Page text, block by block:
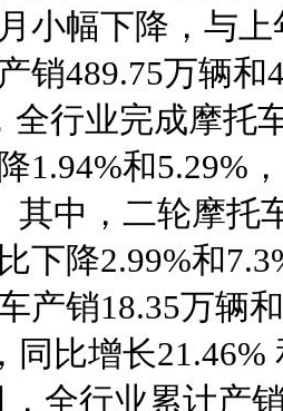
小幅下降，与
销489.75万辆
行业完成摩托
1.94%和5.29%
其中，二轮摩托
下降2.99%和
产销18.35万辆
同比增长21.46%
全行业累计产